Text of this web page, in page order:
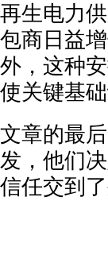
再生电力
包商日益
外，这种
使关键基
文章的最
发，他们
信任交到